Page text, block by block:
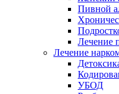
Пивной
Лечение
Лечение
УБОД